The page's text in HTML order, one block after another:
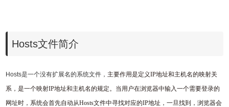
Hosts文件简介
Hosts是一个没有扩展名的系统文件， 主要作用是定义IP地址和主机名的映射关
系，是一个映射IP地址和主机名的规定。当用户在浏览器中输入一个需要登录的
网址时，系统会首先自动从Hosts文件中寻找对应的IP地址，一旦找到，浏览器会